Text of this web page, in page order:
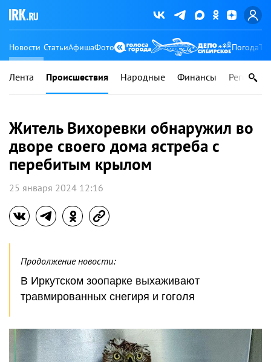
Новости СтатьиАфишаФото Погода
Лента Происшествия Народные Финансы Регионы
Житель Вихоревки обнаружил во
дворе своего дома ястреба с
перебитым крылом
25 января 2024 12:16
Продолжение новости:
В Иркутском зоопарке выхаживают
травмированных снегиря и гоголя